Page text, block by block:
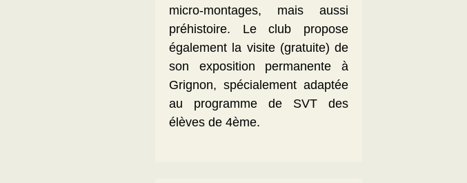
micro-montages, mais aussi
préhistoire. Le club propose
également la visite (gratuite) de
son exposition permanente à
Grignon, spécialement adaptée
au programme de SVT des
élèves de 4ème.